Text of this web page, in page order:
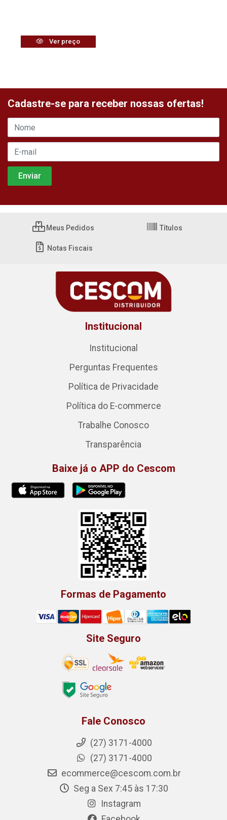
Ver preço
Cadastre-se para receber nossas ofertas!
Meus Pedidos Títulos
Notas Fiscais
Institucional
Institucional
Perguntas Frequentes
Política de Privacidade
Política do E-commerce
Trabalhe Conosco
Transparência
Baixe já o APP do Cescom
Formas de Pagamento
Site Seguro
Fale Conosco
(27) 3171-4000
(27) 3171-4000
ecommerce@cescom.com.br
Seg a Sex 7:45 às 17:30
Instagram